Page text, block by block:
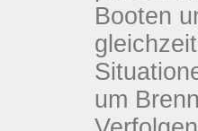
Booten
um